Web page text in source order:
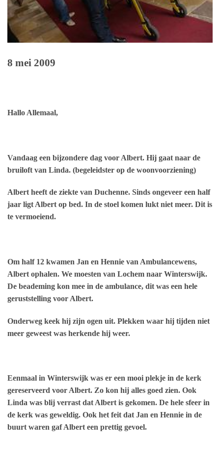
8 mei 2009
Hallo Allemaal,
Vandaag een bijzondere dag voor Albert. Hij gaat naar de
bruiloft van Linda. (begeleidster op de woonvoorziening)
Albert heeft de ziekte van Duchenne. Sinds ongeveer een half
jaar ligt Albert op bed. In de stoel komen lukt niet meer. Dit is
te vermoeiend.
Om half 12 kwamen Jan en Hennie van Ambulancewens,
Albert ophalen. We moesten van Lochem naar Winterswijk.
De beademing kon mee in de ambulance, dit was een hele
geruststelling voor Albert.
Onderweg keek hij zijn ogen uit. Plekken waar hij tijden niet
meer geweest was herkende hij weer.
Eenmaal in Winterswijk was er een mooi plekje in de kerk
gereserveerd voor Albert. Zo kon hij alles goed zien. Ook
Linda was blij verrast dat Albert is gekomen. De hele sfeer in
de kerk was geweldig. Ook het feit dat Jan en Hennie in de
buurt waren gaf Albert een prettig gevoel.